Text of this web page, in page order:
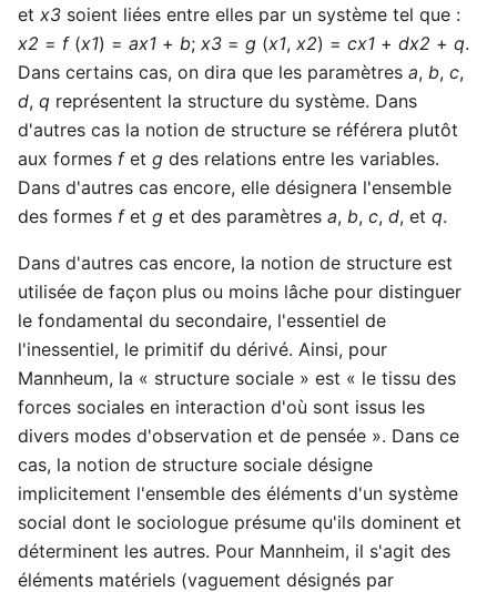
et x3 soient liées entre elles par un système tel que :
x2 = f(x1) = ax1 + b; x3 = g (x1, x2) = cx1 + dx2 + q.
Dans certains cas, on dira que les paramètres a, b, c,
d, q représentent la structure du système. Dans
d'autres cas la notion de structure se référera plutôt
aux formes fet g des relations entre les variables.
Dans d'autres cas encore, elle désignera l'ensemble
des formes fet g et des paramètres a, b, c, d, et q.
Dans d'autres cas encore, la notion de structure est
utilisée de façon plus ou moins lâche pour distinguer
le fondamental du secondaire, l'essentiel de
l'inessentiel, le primitif du dérivé. Ainsi, pour
Mannheum, la « structure sociale » est « le tissu des
forces sociales en interaction d'où sont issus les
divers modes d'observation et de pensée ». Dans ce
cas, la notion de structure sociale désigne
implicitement l'ensemble des éléments d'un système
social dont le sociologue présume qu'ils dominent et
déterminent les autres. Pour Mannheim, il s'agit des
éléments matériels (vaguement désignés par